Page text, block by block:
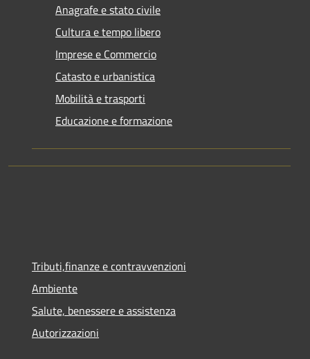
Anagrafe e stato civile
Cultura e tempo libero
Imprese e Commercio
Catasto e urbanistica
Mobilità e trasporti
Educazione e formazione
Tributi,finanze e contravvenzioni
Ambiente
Salute, benessere e assistenza
Autorizzazioni